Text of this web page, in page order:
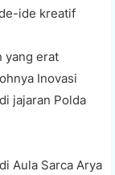
ide kreatif
yang erat
Inovasi
jajaran Polda
Aula Sarca Arya